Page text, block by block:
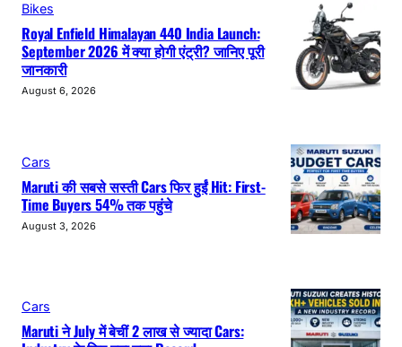
Bikes
Royal Enfield Himalayan 440 India Launch:
September 2026 में क्या होगी एंट्री? जानिए पूरी
जानकारी
August 6, 2026
Cars
Maruti की सबसे सस्ती Cars फिर हुईं Hit: First-
Time Buyers 54% तक पहुंचे
August 3, 2026
Cars
Maruti ने July में बेचीं 2 लाख से ज्यादा Cars: